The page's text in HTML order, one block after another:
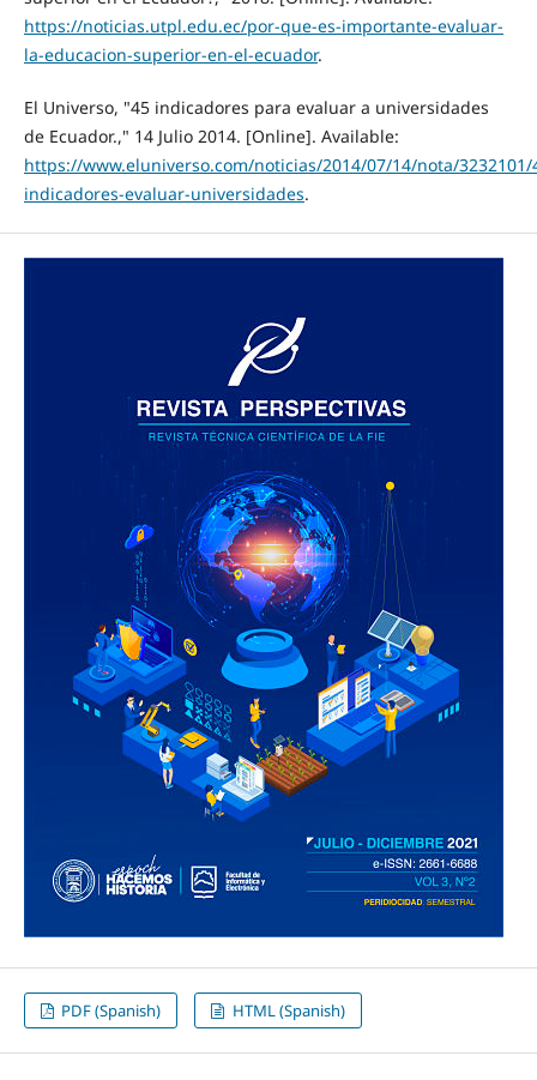
https://noticias.utpl.edu.ec/por-que-es-importante-evaluar-
la-educacion-superior-en-el-ecuador.
El Universo, "45 indicadores para evaluar a universidades
de Ecuador.," 14 Julio 2014. [Online]. Available:
https://www.eluniverso.com/noticias/2014/07/14/nota/3232101/
indicadores-evaluar-universidades.
PDF (Spanish) HTML (Spanish)